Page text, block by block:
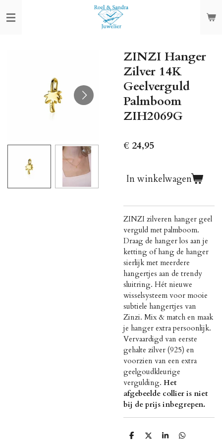
direct
ZINZI Hanger
Zilver 14K
Geelverguld
Palmboom
ZIH2069G
€ 24,95
In winkelwagen
ZINZI zilveren hanger geel
verguld met palmboom.
Draag de hanger los aan je
ketting of hang de hanger
sierlijk met meerdere
hangertjes aan de trendy
sluitring. Hét nieuwe
wisselsysteem voor mooie
subtiele hangertjes van
Zinzi. Mix & match en maak
je hanger extra persoonlijk.
Vervaardigd van eerste
gehalte zilver (925) en
voorzien van een extra
geelgoudkleurige
vergulding. Het
afgebeelde collier is niet
bij de prijs inbegrepen.
D
D
S
D